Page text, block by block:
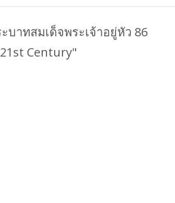
บาทสมเด็จพระเจ้าอยู่หัว 86
Century"